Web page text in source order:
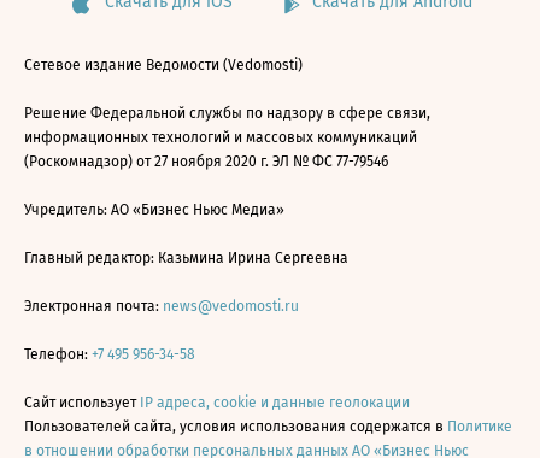
Сетевое издание Ведомости (Vedomosti)
Решение Федеральной службы по надзору в сфере связи,
информационных технологий и массовых коммуникаций
(Роскомнадзор) от 27 ноября 2020 г. ЭЛ № ФС 77-79546
Учредитель: АО «Бизнес Ньюс Медиа»
Главный редактор: Казьмина Ирина Сергеевна
Электронная почта: news@vedomosti.ru
Телефон: +7 495 956-34-58
Сайт использует IP адреса, cookie и данные геолокации
Пользователей сайта, условия использования содержатся в Политике
в отношении обработки персональных данных АО «Бизнес Ньюс